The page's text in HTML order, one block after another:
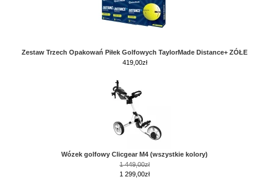
Zestaw Trzech Opakowań Piłek Golfowych TaylorMade Distance+ ZÓŁE
419,00zł
Wózek golfowy Clicgear M4 (wszystkie kolory)
1 449,00zł
1 299,00zł